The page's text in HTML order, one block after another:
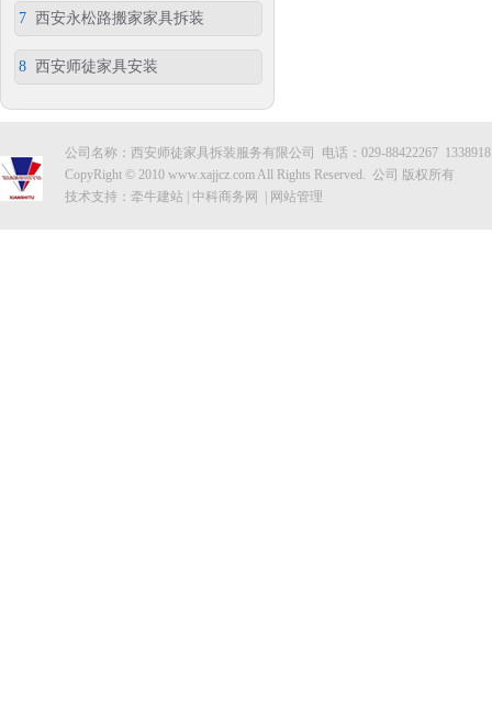
7 西安永松路搬家家具拆装
8 西安师徒家具安装
公司名称：西安师徒家具拆装服务有限公司 电话：029-88422267
CopyRight © 2010 www.xajjcz.com All Rights Reserved. 公司 版权所有
技术支持： 牵牛建站 中科商务网 网站管理